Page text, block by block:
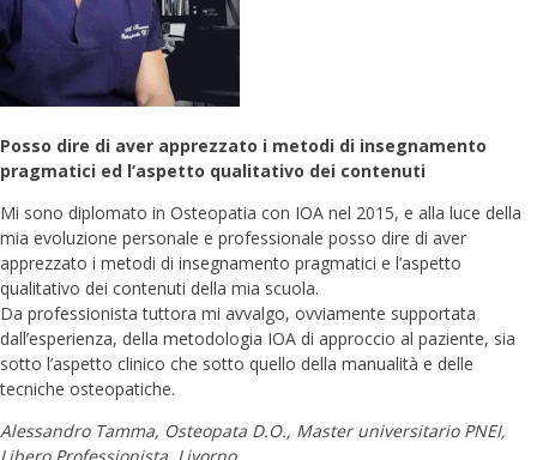
Posso dire di aver apprezzato i metodi di insegnamento
pragmatici ed l’aspetto qualitativo dei contenuti
Mi sono diplomato in Osteopatia con IOA nel 2015, e alla luce della
mia evoluzione personale e professionale posso dire di aver
apprezzato i metodi di insegnamento pragmatici e l’aspetto
qualitativo dei contenuti della mia scuola.
Da professionista tuttora mi avvalgo, ovviamente supportata
dall’esperienza, della metodologia IOA di approccio al paziente, sia
sotto l’aspetto clinico che sotto quello della manualità e delle
tecniche osteopatiche.
Alessandro Tamma, Osteopata D.O., Master universitario PNEI,